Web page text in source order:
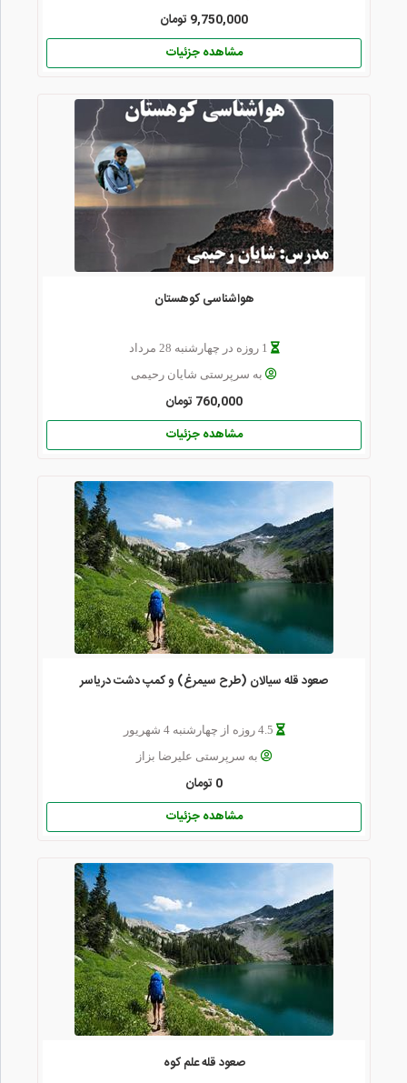
9,750,000 تومان
مشاهده جزئیات
هواشناسی کوهستان
1 روزه در چهارشنبه 28 مرداد
به سرپرستی شایان رحیمی
760,000 تومان
مشاهده جزئیات
صعود قله سیالان (طرح سیمرغ) و کمپ دشت دریاسر
4.5 روزه از چهارشنبه 4 شهریور
به سرپرستی علیرضا بزاز
0 تومان
مشاهده جزئیات
صعود قله علم کوه